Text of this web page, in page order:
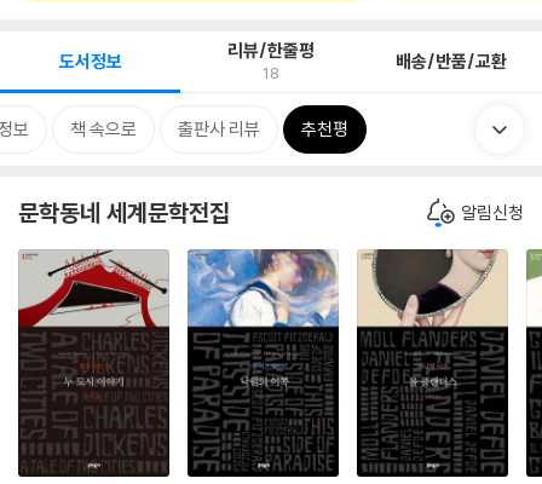
도서정보 리뷰/한줄평
18 배송/반품/교환
보 책 속으로 출판사 리뷰 추천평
문학동네 세계문학전집 알림신청